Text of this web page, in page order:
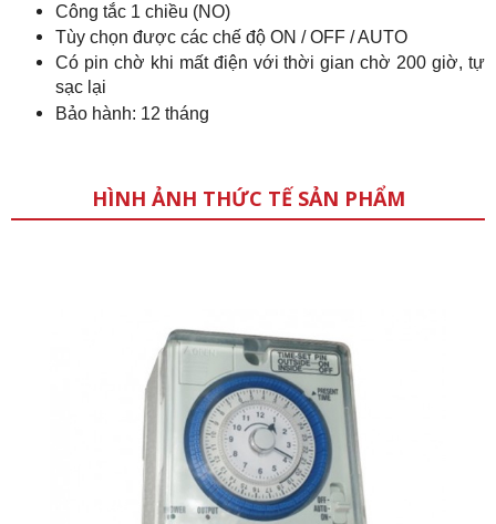
Công tắc 1 chiều (NO)
Tùy chọn được các chế độ ON / OFF / AUTO
Có pin chờ khi mất điện với thời gian chờ 200 giờ, tự
sạc lại
Bảo hành: 12 tháng
HÌNH ẢNH THỨC TẾ SẢN PHẨM